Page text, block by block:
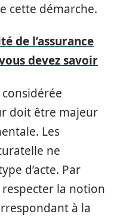
cette démarche.
de l’assurance
devez savoir
doit être majeur
Les
ne
d’acte. Par
la notion
à la